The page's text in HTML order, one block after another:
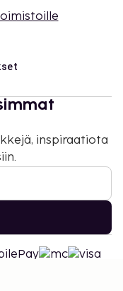
inspiraatiota